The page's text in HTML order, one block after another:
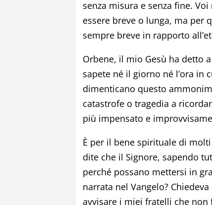
senza misura e senza fine.
essere breve o lunga, ma per
sempre breve in rapporto
Orbene, il mio Gesù ha detto
sapete né il giorno né l’ora in
dimenticano questo
catastrofe o tragedia a
più impensato e
È per il bene spirituale di
dite che il Signore, sapendo
perché possano mettersi in
narrata nel Vangelo?
avvisare i miei fratelli che non